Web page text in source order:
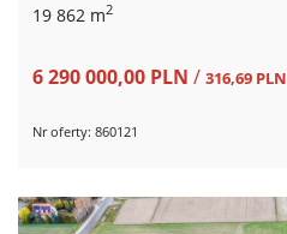
19 862 m2
6 290 000,00 PLN / 316,69 PLN
Nr oferty: 860121